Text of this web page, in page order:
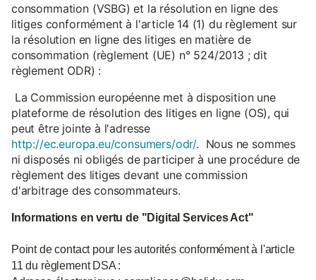
consommation (VSBG) et la résolution en ligne des
litiges conformément à l'article 14 (1) du règlement sur
la résolution en ligne des litiges en matière de
consommation (règlement (UE) n° 524/2013 ; dit
règlement ODR) :
La Commission européenne met à disposition une
plateforme de résolution des litiges en ligne (OS), qui
peut être jointe à l'adresse
http://ec.europa.eu/consumers/odr/. Nous ne sommes
ni disposés ni obligés de participer à une procédure de
règlement des litiges devant une commission
d'arbitrage des consommateurs.
Informations en vertu de "Digital Services Act"
Point de contact pour les autorités conformément à l'article
11 du règlement DSA :